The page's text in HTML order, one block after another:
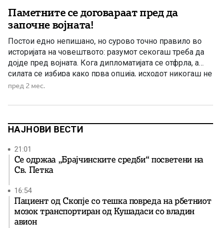
Паметните се договараат пред да
започне војната!
Постои едно непишано, но сурово точно правило во
историјата на човештвото: разумот секогаш треба да
дојде пред војната. Кога дипломатијата се отфрла, а
силата се избира како прва опција, исходот никогаш не
е вистинска победа, туку трагедија со одложена
можност за договор. Тие започнуваат затоа што некој
пред 2 мес.
НАЈНОВИ ВЕСТИ
21:01
Се одржаа „Брајчинските средби“ посветени на
Св. Петка
16:54
Пациент од Скопје со тешка повреда на рбетниот
мозок транспортиран од Кушадаси со владин
авион